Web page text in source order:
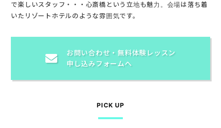
で楽しいスタッフ・・・心斎橋という立地も魅力。会場は落ち着
いたリゾートホテルのような雰囲気です。
お問い合わせ・ 無料体験レッスン
申し込みフォームへ
PICK UP